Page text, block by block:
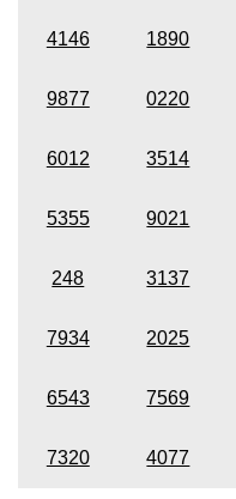
4146 1890
9877 0220
6012 3514
5355 9021
248 3137
7934 2025
6543 7569
7320 4077